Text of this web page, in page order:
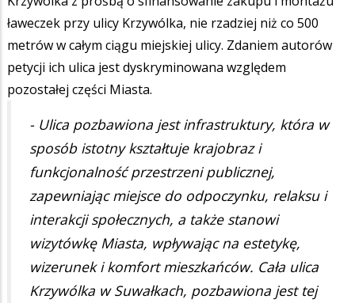
ławeczek przy ulicy Krzywólka, nie rzadziej niż co 500
metrów w całym ciągu miejskiej ulicy. Zdaniem autorów
petycji ich ulica jest dyskryminowana względem
pozostałej części Miasta.
- Ulica pozbawiona jest infrastruktury, która w
sposób istotny kształtuje krajobraz i
funkcjonalność przestrzeni publicznej,
zapewniając miejsce do odpoczynku, relaksu i
interakcji społecznych, a także stanowi
wizytówkę Miasta, wpływając na estetykę,
wizerunek i komfort mieszkańców. Cała ulica
Krzywólka w Suwałkach, pozbawiona jest tej